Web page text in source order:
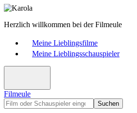
Herzlich willkommen bei der Filmeule
Meine Lieblingsfilme
Meine Lieblingsschauspieler
Filmeule
Suchen